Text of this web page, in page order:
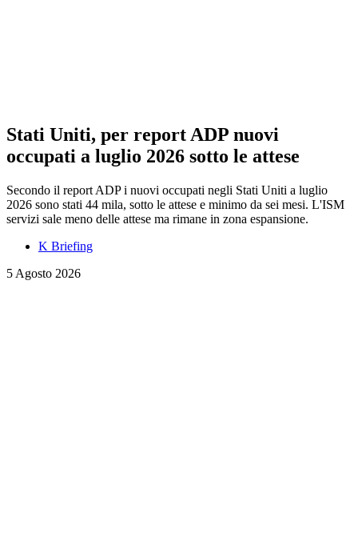
Stati Uniti, per report ADP nuovi
occupati a luglio 2026 sotto le attese
Secondo il report ADP i nuovi occupati negli Stati Uniti a luglio
2026 sono stati 44 mila, sotto le attese e minimo da sei mesi. L'ISM
servizi sale meno delle attese ma rimane in zona espansione.
K Briefing
5 Agosto 2026